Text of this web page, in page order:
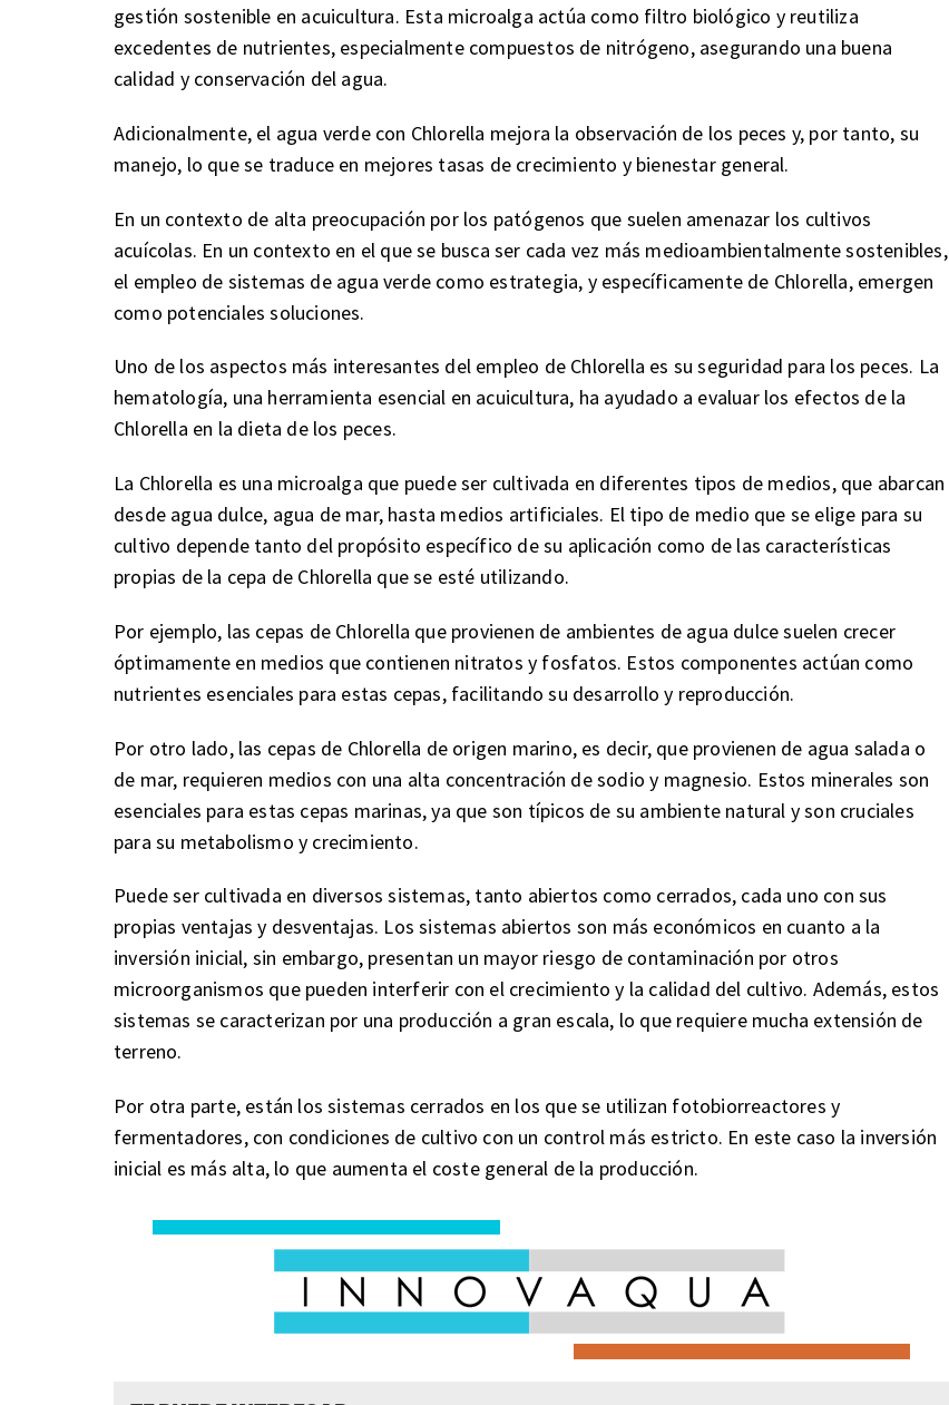
gestión sostenible en acuicultura. Esta microalga actúa como filtro biológico y reutiliza
excedentes de nutrientes, especialmente compuestos de nitrógeno, asegurando una buena
calidad y conservación del agua.
Adicionalmente, el agua verde con Chlorella mejora la observación de los peces y, por tanto, su
manejo, lo que se traduce en mejores tasas de crecimiento y bienestar general.
En un contexto de alta preocupación por los patógenos que suelen amenazar los cultivos
acuícolas. En un contexto en el que se busca ser cada vez más medioambientalmente sostenibles,
el empleo de sistemas de agua verde como estrategia, y específicamente de Chlorella, emergen
como potenciales soluciones.
Uno de los aspectos más interesantes del empleo de Chlorella es su seguridad para los peces. La
hematología, una herramienta esencial en acuicultura, ha ayudado a evaluar los efectos de la
Chlorella en la dieta de los peces.
La Chlorella es una microalga que puede ser cultivada en diferentes tipos de medios, que abarcan
desde agua dulce, agua de mar, hasta medios artificiales. El tipo de medio que se elige para su
cultivo depende tanto del propósito específico de su aplicación como de las características
propias de la cepa de Chlorella que se esté utilizando.
Por ejemplo, las cepas de Chlorella que provienen de ambientes de agua dulce suelen crecer
óptimamente en medios que contienen nitratos y fosfatos. Estos componentes actúan como
nutrientes esenciales para estas cepas, facilitando su desarrollo y reproducción.
Por otro lado, las cepas de Chlorella de origen marino, es decir, que provienen de agua salada o
de mar, requieren medios con una alta concentración de sodio y magnesio. Estos minerales son
esenciales para estas cepas marinas, ya que son típicos de su ambiente natural y son cruciales
para su metabolismo y crecimiento.
Puede ser cultivada en diversos sistemas, tanto abiertos como cerrados, cada uno con sus
propias ventajas y desventajas. Los sistemas abiertos son más económicos en cuanto a la
inversión inicial, sin embargo, presentan un mayor riesgo de contaminación por otros
microorganismos que pueden interferir con el crecimiento y la calidad del cultivo. Además, estos
sistemas se caracterizan por una producción a gran escala, lo que requiere mucha extensión de
terreno.
Por otra parte, están los sistemas cerrados en los que se utilizan fotobiorreactores y
fermentadores, con condiciones de cultivo con un control más estricto. En este caso la inversión
inicial es más alta, lo que aumenta el coste general de la producción.